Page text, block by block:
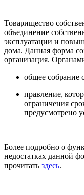
Товарищество
объединение
эксплуатации и
дома. Данная форма
организация.
общее собрание
правление,
ограничения
предусмотрено
Более подробно о
недостатках данной
прочитать здесь.